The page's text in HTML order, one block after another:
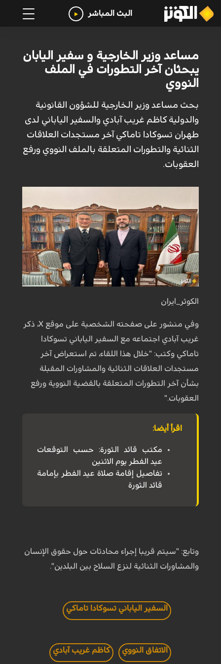
البث المباشر
مساعد وزير الخارجية و سفير اليابان
يبحثان آخر التطورات في الملف
النووي
بحث مساعد وزير الخارجية للشؤون القانونية
والدولية كاظم غريب آبادي والسفير الياباني لدى
طهران تسوكادا تاماكي آخر مستجدات العلاقات
الثنائية والتطورات المتعلقة بالملف النووي ورفع
العقوبات.
الكوثر_ايران
وفي منشور على صفحته الشخصية على موقع X، ذكر
غريب آبادي اجتماعه مع السفير الياباني تسوكادا
تاماكي وكتب: "خلال هذا اللقاء، تم استعراض آخر
مستجدات العلاقات الثنائية والمشاورات المقبلة
بشأن آخر التطورات المتعلقة بالقضية النووية ورفع
العقوبات."
اقرأ أيضا:
مكتب قائد الثورة: حسب التوقعات
عيد الفطر يوم الاثنين
تفاصيل إقامة صلاة عيد الفطر بإمامة
قائد الثورة
وتابع: "سيتم قريبا إجراء محادثات حول حقوق الإنسان
والمشاورات الثنائية لنزع السلاح بين البلدين".
السفير الياباني تسوكادا تاماكي
الاتفاق النووي كاظم غريب آبادي